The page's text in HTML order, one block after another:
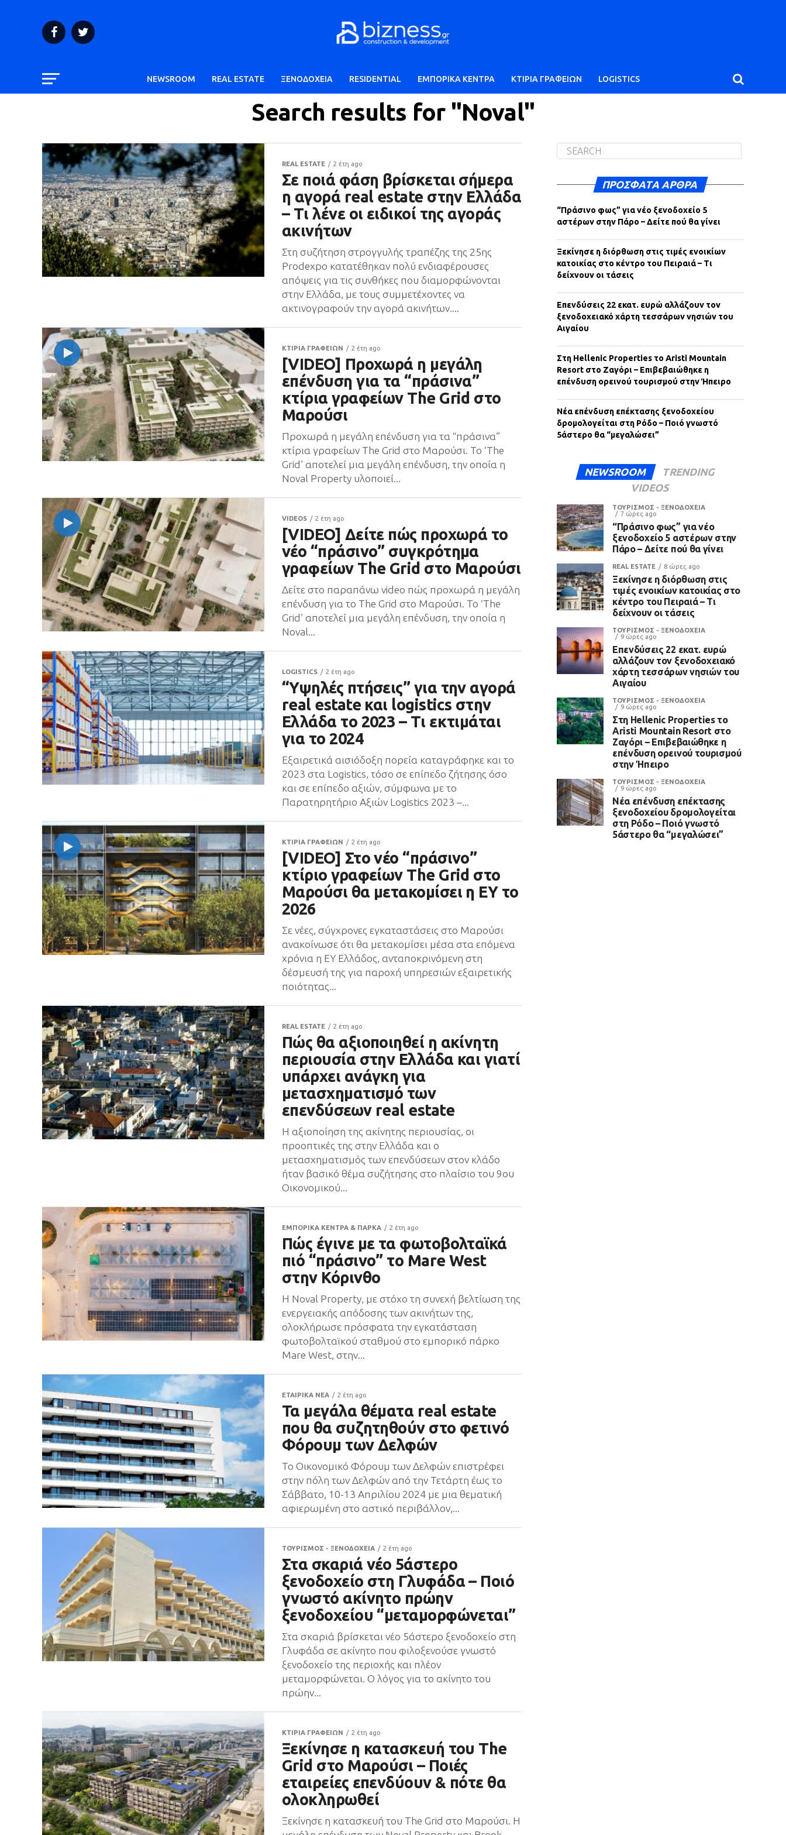
NEWSROOM REAL ESTATE ΞΕΝΟΔΟΧΕΙΑ RESIDENTIAL ΕΜΠΟΡΙΚΑ ΚΕΝΤΡΑ ΚΤΙΡΙΑ ΓΡΑΦΕΙΩΝ LOGISTICS
Search results for "Noval"
REAL ESTATE 2 έτη ago
Σε ποιά φάση βρίσκεται σήμερα
η αγορά real estate στην Ελλάδα
– Τι λένε οι ειδικοί της αγοράς
ακινήτων
Στη συζήτηση στρογγυλής τραπέζης της 25ης
Prodexpo κατατέθηκαν πολύ ενδιαφέρουσες
απόψεις για τις συνθήκες που διαμορφώνονται
στην Ελλάδα, με τους συμμετέχοντες να
ακτινογραφούν την αγορά ακινήτων....
ΚΤΙΡΙΑ ΓΡΑΦΕΙΩΝ 2 έτη ago
[VIDEO] Προχωρά η μεγάλη
επένδυση για τα “πράσινα”
κτίρια γραφείων The Grid στο
Μαρούσι
Προχωρά η μεγάλη επένδυση για τα “πράσινα”
κτίρια γραφείων The Grid στο Μαρούσι. Το ‘The
Grid’ αποτελεί μια μεγάλη επένδυση, την οποία η
Noval Property υλοποιεί...
VIDEOS 2 έτη ago
[VIDEO] Δείτε πώς προχωρά το
νέο “πράσινο” συγκρότημα
γραφείων The Grid στο Μαρούσι
Δείτε στο παραπάνω video πώς προχωρά η μεγάλη
επένδυση για το The Grid στο Μαρούσι. Το ‘The
Grid’ αποτελεί μια μεγάλη επένδυση, την οποία η
Noval...
LOGISTICS 2 έτη ago
“Υψηλές πτήσεις” για την αγορά
real estate και logistics στην
Ελλάδα το 2023 – Τι εκτιμάται
για το 2024
Εξαιρετικά αισιόδοξη πορεία καταγράφηκε και το
2023 στα Logistics, τόσο σε επίπεδο ζήτησης όσο
και σε επίπεδο αξιών, σύμφωνα με το
Παρατηρητήριο Αξιών Logistics 2023 –...
ΚΤΙΡΙΑ ΓΡΑΦΕΙΩΝ 2 έτη ago
[VIDEO] Στο νέο “πράσινο”
κτίριο γραφείων The Grid στο
Μαρούσι θα μετακομίσει η EY το
2026
Σε νέες, σύγχρονες εγκαταστάσεις στο Μαρούσι
ανακοίνωσε ότι θα μετακομίσει μέσα στα επόμενα
χρόνια η ΕΥ Ελλάδος, ανταποκρινόμενη στη
δέσμευσή της για παροχή υπηρεσιών εξαιρετικής
ποιότητας...
REAL ESTATE 2 έτη ago
Πώς θα αξιοποιηθεί η ακίνητη
περιουσία στην Ελλάδα και γιατί
υπάρχει ανάγκη για
μετασχηματισμό των
επενδύσεων real estate
H αξιοποίηση της ακίνητης περιουσίας, οι
προοπτικές της στην Ελλάδα και ο
μετασχηματισμός των επενδύσεων στον κλάδο
ήταν βασικό θέμα συζήτησης στο πλαίσιο του 9oυ
Οικονομικού...
ΕΜΠΟΡΙΚΑ ΚΕΝΤΡΑ & ΠΑΡΚΑ 2 έτη ago
Πώς έγινε με τα φωτοβολταϊκά
πιό “πράσινο” το Mare West
στην Κόρινθο
Η Noval Property, με στόχο τη συνεχή βελτίωση της
ενεργειακής απόδοσης των ακινήτων της,
ολοκλήρωσε πρόσφατα την εγκατάσταση
φωτοβολταϊκού σταθμού στο εμπορικό πάρκο
Mare West, στην...
ΕΤΑΙΡΙΚΑ ΝΕΑ 2 έτη ago
Τα μεγάλα θέματα real estate
που θα συζητηθούν στο φετινό
Φόρουμ των Δελφών
Το Οικονομικό Φόρουμ των Δελφών επιστρέφει
στην πόλη των Δελφών από την Τετάρτη έως το
Σάββατο, 10-13 Απριλίου 2024 με μια θεματική
αφιερωμένη στο αστικό περιβάλλον,...
ΤΟΥΡΙΣΜΟΣ - ΞΕΝΟΔΟΧΕΙΑ 2 έτη ago
Στα σκαριά νέο 5άστερο
ξενοδοχείο στη Γλυφάδα – Ποιό
γνωστό ακίνητο πρώην
ξενοδοχείου “μεταμορφώνεται”
Στα σκαριά βρίσκεται νέο 5άστερο ξενοδοχείο στη
Γλυφάδα σε ακίνητο που φιλοξενούσε γνωστό
ξενοδοχείο της περιοχής και πλέον
μεταμορφώνεται. Ο λόγος για το ακίνητο του
πρώην...
ΚΤΙΡΙΑ ΓΡΑΦΕΙΩΝ 2 έτη ago
Ξεκίνησε η κατασκευή του The
Grid στο Μαρούσι – Ποιές
εταιρείες επενδύουν & πότε θα
ολοκληρωθεί
Ξεκίνησε η κατασκευή του The Grid στο Μαρούσι. H
ΠΡΌΣΦΑΤΑ ΆΡΘΡΑ
“Πράσινο φως” για νέο ξενοδοχείο 5
αστέρων στην Πάρο – Δείτε πού θα γίνει
Ξεκίνησε η διόρθωση στις τιμές ενοικίων
κατοικίας στο κέντρο του Πειραιά – Τι
δείχνουν οι τάσεις
Επενδύσεις 22 εκατ. ευρώ αλλάζουν τον
ξενοδοχειακό χάρτη τεσσάρων νησιών του
Αιγαίου
Στη Hellenic Properties το Aristi Mountain
Resort στο Ζαγόρι – Επιβεβαιώθηκε η
επένδυση ορεινού τουρισμού στην Ήπειρο
Νέα επένδυση επέκτασης ξενοδοχείου
δρομολογείται στη Ρόδο – Ποιό γνωστό
5άστερο θα “μεγαλώσει”
NEWSROOM
TRENDING
VIDEOS
ΤΟΥΡΙΣΜΟΣ - ΞΕΝΟΔΟΧΕΙΑ
7 ώρες ago
“Πράσινο φως” για νέο
ξενοδοχείο 5 αστέρων στην
Πάρο – Δείτε πού θα γίνει
REAL ESTATE 8 ώρες ago
Ξεκίνησε η διόρθωση στις
τιμές ενοικίων κατοικίας στο
κέντρο του Πειραιά – Τι
δείχνουν οι τάσεις
ΤΟΥΡΙΣΜΟΣ - ΞΕΝΟΔΟΧΕΙΑ
9 ώρες ago
Επενδύσεις 22 εκατ. ευρώ
αλλάζουν τον ξενοδοχειακό
χάρτη τεσσάρων νησιών του
Αιγαίου
ΤΟΥΡΙΣΜΟΣ - ΞΕΝΟΔΟΧΕΙΑ
9 ώρες ago
Στη Hellenic Properties το
Aristi Mountain Resort στο
Ζαγόρι – Επιβεβαιώθηκε η
επένδυση ορεινού τουρισμού
στην Ήπειρο
ΤΟΥΡΙΣΜΟΣ - ΞΕΝΟΔΟΧΕΙΑ
9 ώρες ago
Νέα επένδυση επέκτασης
ξενοδοχείου δρομολογείται
στη Ρόδο – Ποιό γνωστό
5άστερο θα “μεγαλώσει”